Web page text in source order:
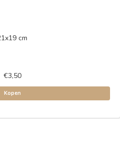
cm
€3,50
Kopen